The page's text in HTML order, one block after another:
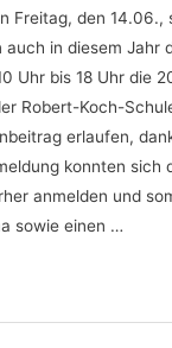
Freitag, den 14.06.,
in diesem Jahr
Uhr bis 18 Uhr die
Robert-Koch-
erlaufen,
konnten sich
anmelden und
sowie einen …